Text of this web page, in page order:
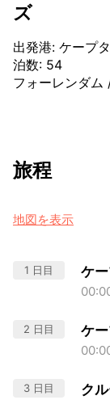
ズ
出発港: ケープ
泊数: 54
フォーレンダム
旅程
地図を表示
1 日目 ケ
2 日目 ケ
3 日目 ク